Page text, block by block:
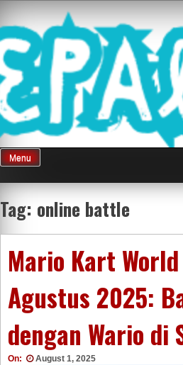
content
Review
Terkini
Seluruh Di
Indonesia
Menu
Tag: online battle
Mario Kart
Agustus 2025:
dengan Wario di
On: August 1, 2025